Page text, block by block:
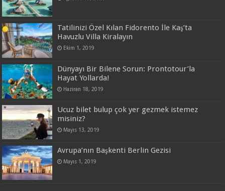
Tatilinizi Özel Kılan Fidorento İle Kaş’ta
Havuzlu Villa Kiralayın
Ekim 1, 2019
Dünyayı Bir Bilene Sorun: Prontotour’la
Hayat Yollarda!
Haziran 18, 2019
Ucuz bilet bulup çok yer gezmek istemez
misiniz?
Mayıs 13, 2019
Avrupa’nın Başkenti Berlin Gezisi
Mayıs 1, 2019